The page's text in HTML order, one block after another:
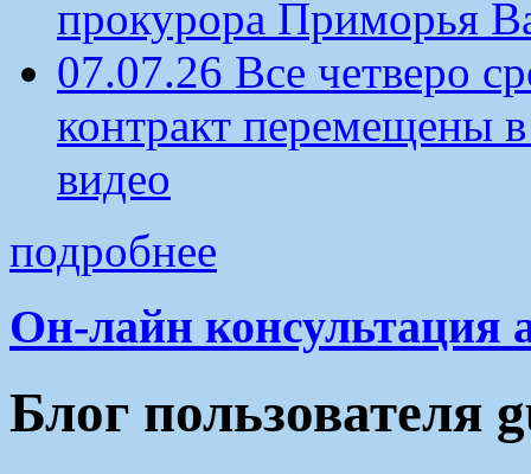
прокурора Приморья
07.07.26 Все четверо
контракт перемещены
видео
подробнее
Он-лайн консультация
Блог пользователя